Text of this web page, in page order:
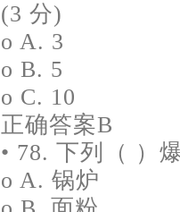
(3 分)
o A. 3
o B. 5
o C. 10
正确答案B
• 78. 下列（ ）
o A. 锅炉